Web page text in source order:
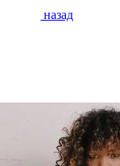
назад